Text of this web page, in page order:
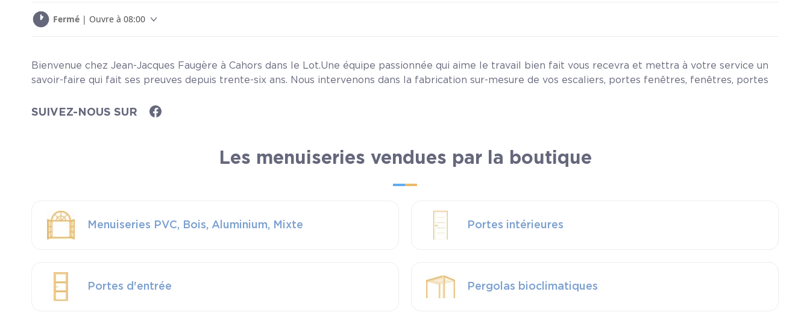
Fermé | Ouvre à 08:00
Bienvenue chez Jean-Jacques Faugère à Cahors dans le Lot.Une équipe passionnée qui aime le travail bien fait vous recevra et mettra à votre service un
savoir-faire qui fait ses preuves depuis trente-six ans. Nous intervenons dans la fabrication sur-mesure de vos escaliers, portes fenêtres, fenêtres, portes
SUIVEZ-NOUS SUR
Les menuiseries vendues par la boutique
Menuiseries PVC, Bois, Aluminium, Mixte
Portes d'entrée
Portes intérieures
Pergolas bioclimatiques